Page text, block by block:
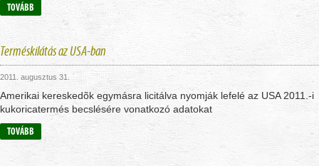
TOVÁBB
Terméskilátás az USA-ban
2011. augusztus 31.
Amerikai kereskedõk egymásra licitálva nyomják lefelé az USA 2011.-i
kukoricatermés becslésére vonatkozó adatokat
TOVÁBB